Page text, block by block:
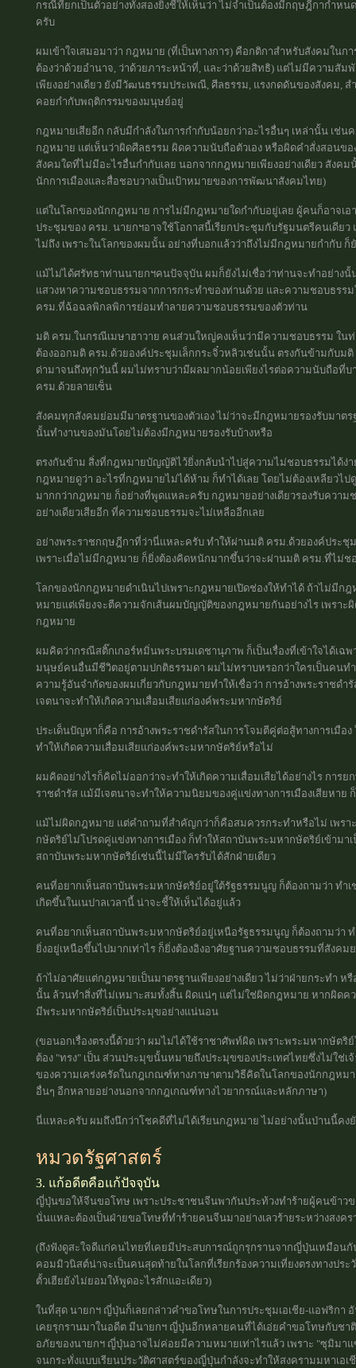
กรณีที่ยกเป็นตัวอย่างทั้งสองยิ่งชี้ให้เห็นว่า ไม่จำเป็นต้องมีกฤษฎีกากำหน
ครับ
ผมเข้าใจเสมอมาว่า กฎหมาย (ที่เป็นทางการ) คือกติกาสำหรับสังคมใน
ต้องว่าด้วยอำนาจ, ว่าด้วยภาระหน้าที่, และว่าด้วยสิทธิ) แต่ไม่มีความสั
เพียงอย่างเดียว ยังมีวัฒนธรรมประเพณี, ศีลธรรม, แรงกดดันของสังคม,
คอยกำกับพฤติกรรมของมนุษย์อยู่
กฎหมายเสียอีก กลับมีกำลังในการกำกับน้อยกว่าอะไรอื่นๆ เหล่านั้น เช่
กฎหมาย แต่เห็นว่าผิดศีลธรรม ผิดความนับถือตัวเอง หรือผิดคำสั่งสอนข
สังคมใดที่ไม่มีอะไรอื่นกำกับเลย นอกจากกฎหมายเพียงอย่างเดียว สัง
นักการเมืองและสื่อชอบวางเป็นเป้าหมายของการพัฒนาสังคมไทย)
แต่ในโลกของนักกฎหมาย การไม่มีกฎหมายใดกำกับอยู่เลย ผู้คนก็อาจเ
ประชุมของ ครม. นายกฯอาจใช้โอกาสนี้เรียกประชุมกับรัฐมนตรีคนเดีย
ไม่ถึง เพราะในโลกของผมนั้น อย่างที่บอกแล้วว่าถึงไม่มีกฎหมายกำกับ
แม้ไม่ได้ศรัทธาท่านนายกฯคนปัจจุบัน ผมก็ยังไม่เชื่อว่าท่านจะทำอย่าง
แสวงหาความชอบธรรมจากการกระทำของท่านด้วย และความชอบธรร
ครม.ที่ฉ้อฉลพิกลพิการย่อมทำลายความชอบธรรมของตัวท่าน
มติ ครม.ในกรณีเมษาฮาวาย คนส่วนใหญ่คงเห็นว่ามีความชอบธรรม ใ
ต้องออกมติ ครม.ด้วยองค์ประชุมเล็กกระจิ๋วหลิวเช่นนั้น ตรงกันข้ามกับม
ด่ามาจนถึงทุกวันนี้ ผมไม่ทราบว่ามีผลมากน้อยเพียงไรต่อความนับถือที่
ครม.ด้วยลายเซ็น
สังคมทุกสังคมย่อมมีมาตรฐานของตัวเอง ไม่ว่าจะมีกฎหมายรองรับมาต
นั้นทำงานของมันโดยไม่ต้องมีกฎหมายรองรับบ้างหรือ
ตรงกันข้าม สิ่งที่กฎหมายบัญญัติไว้ยิ่งกลับนำไปสู่ความไม่ชอบธรรมได้ง่า
กฎหมายดูว่า อะไรที่กฎหมายไม่ได้ห้าม ก็ทำได้เลย โดยไม่ต้องเหลียวไ
มากกว่ากฎหมาย ก็อย่างที่พูดแหละครับ กฎหมายอย่างเดียวรองรับควา
อย่างเดียวเสียอีก ที่ความชอบธรรมจะไม่เหลืออีกเลย
อย่างพระราชกฤษฎีกาที่ว่านี่แหละครับ ทำให้ผ่านมติ ครม.ด้วยองค์ประชุ
เพราะเมื่อไม่มีกฎหมาย ก็ยิ่งต้องคิดหนักมากขึ้นว่าจะผ่านมติ ครม.ที่ไม่ช
โลกของนักกฎหมายดำเนินไปเพราะกฎหมายเปิดช่องให้ทำได้ ถ้าไม่มี
หมายแต่เพียงจะตีความจักเส้นผมบัญญัติของกฎหมายกันอย่างไร เพรา
กฎหมาย
ผมคิดว่ากรณีสติ๊กเกอร์หมิ่นพระบรมเดชานุภาพ ก็เป็นเรื่องที่เข้าใจได้เ
มนุษย์คนอื่นมีชีวิตอยู่ตามปกติธรรมดา ผมไม่ทราบหรอกว่าใครเป็นคนทำ
ความรู้อันจำกัดของผมเกี่ยวกับกฎหมายทำให้เชื่อว่า การอ้างพระราชด
เจตนาจะทำให้เกิดความเสื่อมเสียแก่องค์พระมหากษัตริย์
ประเด็นปัญหาก็คือ การอ้างพระราชดำรัสในการโจมตีคู่ต่อสู้ทางการเมือ
ทำให้เกิดความเสื่อมเสียแก่องค์พระมหากษัตริย์หรือไม่
ผมคิดอย่างไรก็คิดไม่ออกว่าจะทำให้เกิดความเสื่อมเสียได้อย่างไร การ
ราชดำรัส แม้มีเจตนาจะทำให้ความนิยมของคู่แข่งทางการเมืองเสียหา
แม้ไม่ผิดกฎหมาย แต่คำถามที่สำคัญกว่าก็คือสมควรกระทำหรือไม่ เพรา
กษัตริย์ไม่โปรดคู่แข่งทางการเมือง ก็ทำให้สถาบันพระมหากษัตริย์เข้าม
สถาบันพระมหากษัตริย์เช่นนี้ไม่มีใครรับได้สักฝ่ายเดียว
คนที่อยากเห็นสถาบันพระมหากษัตริย์อยู่ใต้รัฐธรรมนูญ ก็ต้องถามว่า ทำ
เกิดขึ้นในเนปาลเวลานี้ น่าจะชี้ให้เห็นได้อยู่แล้ว
คนที่อยากเห็นสถาบันพระมหากษัตริย์อยู่เหนือรัฐธรรมนูญ ก็ต้องถามว่า
ยิ่งอยู่เหนือขึ้นไปมากเท่าไร ก็ยิ่งต้องอิงอาศัยฐานความชอบธรรมที่สังค
ถ้าไม่อาศัยแต่กฎหมายเป็นมาตรฐานเพียงอย่างเดียว ไม่ว่าฝ่ายกระทำ ห
นั้น ล้วนทำสิ่งที่ไม่เหมาะสมทั้งสิ้น ผิดแน่ๆ แต่ไม่ใช่ผิดกฎหมาย หากผิดค
มีพระมหากษัตริย์เป็นประมุขอย่างแน่นอน
(ขอนอกเรื่องตรงนี้ด้วยว่า ผมไม่ได้ใช้ราชาศัพท์ผิด เพราะพระมหากษัต
ต้อง "ทรง" เป็น ส่วนประมุขนั้นหมายถึงประมุขของประเทศไทยซึ่งไม่ใช่
ของความเคร่งครัดในกฎเกณฑ์ทางภาษาตามวิธีคิดในโลกของนักกฎหม
อื่นๆ อีกหลายอย่างนอกจากกฎเกณฑ์ทางไวยากรณ์และหลักภาษา)
นี่แหละครับ ผมถึงนึกว่าโชคดีที่ไม่ได้เรียนกฎหมาย ไม่อย่างนั้นป่านนี้คง
หมวดรัฐศาสตร์
3. แก้อดีตคือแก้ปัจจุบัน
ญี่ปุ่นขอให้จีนขอโทษ เพราะประชาชนจีนพากันประท้วงทำร้ายผู้คนข้า
นั่นแหละต้องเป็นฝ่ายขอโทษที่ทำร้ายคนจีนมาอย่างเลวร้ายระหว่างสงคร
(ถึงฟังดูสะใจดีแก่คนไทยที่เคยมีประสบการณ์ถูกรุกรานจากญี่ปุ่นเหมือนกั
คอมมิวนิสต์น่าจะเป็นคนสุดท้ายในโลกที่เรียกร้องความเที่ยงตรงทางปร
ตั้วเฮียยังไม่ยอมให้พูดอะไรสักแอะเดียว)
ในที่สุด นายกฯ ญี่ปุ่นก็เลยกล่าวคำขอโทษในการประชุมเอเชีย-แอฟริกา
เคยรุกรานมาในอดีต มีนายกฯ ญี่ปุ่นอีกหลายคนที่ได้เอ่ยคำขอโทษกับชา
อภัยของนายกฯ ญี่ปุ่นอาจไม่ค่อยมีความหมายเท่าไรแล้ว เพราะ "ซุมิมาแ
จนกระทั่งแบบเรียนประวัติศาสตร์ของญี่ปุ่นกำลังจะทำให้สงครามมหาเอ